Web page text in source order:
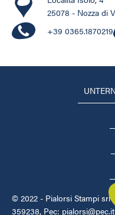
25078 - Nozza di
+39 0365.1870219
© 2022 - Pialorsi Stampi srl
359238, Pec: pialorsi@pec.it